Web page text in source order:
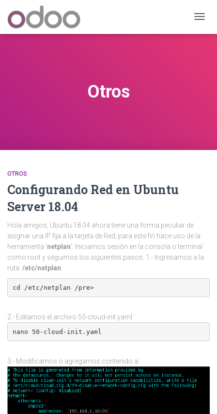
MODO
Otros
OTROS
Configurando Red en Ubuntu
Server 18.04
Hola amigos, Ubuntu 18.04 ahora tiene una forma peculiar de
asignar una IP fija a la tarjeta de Red, para este fin hace uso de la
herramienta 'netplan': Iniciamos sesión en la consola o terminal
como root y seguimos los siguientes pasos: 1.- Ingresamos a la
ruta: /etc/netplan
cd /etc/netplan /pre>
2.- Editamos el archivo 50-cloud-init.yaml:
nano 50-cloud-init.yaml
3.- Modificamos o agregamos contenido a: